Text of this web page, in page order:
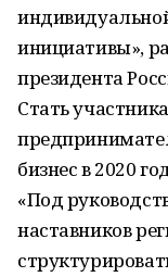
инициативы»,
президента
Стать
бизнес в 2020
«Под
наставников